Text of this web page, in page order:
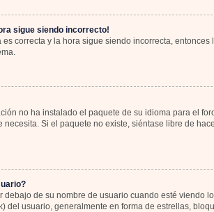
sigue siendo incorrecto!
correcta y la hora sigue siendo incorrecta,
no ha instalado el paquete de su idioma para el
Si el paquete no existe, siéntase libre de
debajo de su nombre de usuario cuando esté viendo
del usuario, generalmente en forma de estrellas,